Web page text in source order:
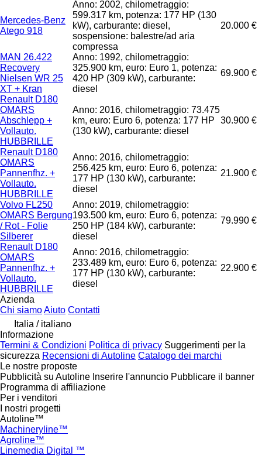
Mercedes-Benz
Atego 918
Anno: 2002, chilometraggio:
599.317 km, potenza: 177 HP (130
kW), carburante: diesel,
sospensione: balestre/ad aria
compressa
20.000 €
MAN 26.422
Recovery
Nielsen WR 25
XT + Kran
Anno: 1992, chilometraggio:
325.900 km, euro: Euro 1, potenza:
420 HP (309 kW), carburante:
diesel
69.900 €
Renault D180
OMARS
Abschlepp +
Vollauto.
HUBBRILLE
Anno: 2016, chilometraggio: 73.475
km, euro: Euro 6, potenza: 177 HP
(130 kW), carburante: diesel
30.900 €
Renault D180
OMARS
Pannenfhz. +
Vollauto.
HUBBRILLE
Anno: 2016, chilometraggio:
256.425 km, euro: Euro 6, potenza:
177 HP (130 kW), carburante:
diesel
21.900 €
Volvo FL250
OMARS Bergung
/ Rot - Folie
Silberer
Anno: 2019, chilometraggio:
193.500 km, euro: Euro 6, potenza:
250 HP (184 kW), carburante:
diesel
79.990 €
Renault D180
OMARS
Pannenfhz. +
Vollauto.
HUBBRILLE
Anno: 2016, chilometraggio:
233.489 km, euro: Euro 6, potenza:
177 HP (130 kW), carburante:
diesel
22.900 €
Azienda
Chi siamoAiuto Contatti
Italia / italiano
Informazione
Termini & Condizioni Politica di privacy Suggerimenti per la
sicurezza Recensioni di Autoline Catalogo dei marchi
Le nostre proposte
Pubblicità su Autoline Inserire l'annuncio Pubblicare il banner
Programma di affiliazione
Per i venditori
I nostri progetti
Autoline™
Machineryline™
Agroline™
Linemedia Digital ™